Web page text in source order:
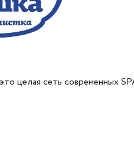
целая сеть современных